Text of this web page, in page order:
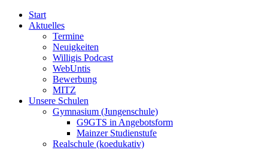
Start
Aktuelles
Termine
Neuigkeiten
Willigis Podcast
WebUntis
Bewerbung
MITZ
Unsere Schulen
Gymnasium (Jungenschule)
G9GTS in Angebotsform
Mainzer Studienstufe
Realschule (koedukativ)